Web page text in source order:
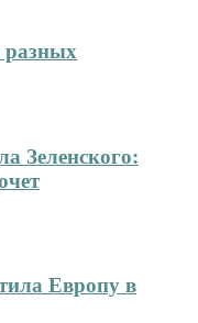
разных
Зеленского:
Европу в